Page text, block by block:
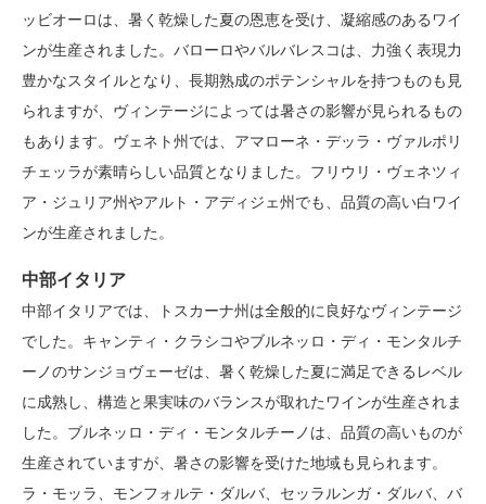
ッビオーロは、暑く乾燥した夏の恩恵を受け、凝縮感のあるワイ
ンが生産されました。バローロやバルバレスコは、力強く表現力
豊かなスタイルとなり、長期熟成のポテンシャルを持つものも見
られますが、ヴィンテージによっては暑さの影響が見られるもの
もあります。ヴェネト州では、アマローネ・デッラ・ヴァルポリ
チェッラが素晴らしい品質となりました。フリウリ・ヴェネツィ
ア・ジュリア州やアルト・アディジェ州でも、品質の高い白ワイ
ンが生産されました。
中部イタリア
中部イタリアでは、トスカーナ州は全般的に良好なヴィンテージ
でした。キャンティ・クラシコやブルネッロ・ディ・モンタルチ
ーノのサンジョヴェーゼは、暑く乾燥した夏に満足できるレベル
に成熟し、構造と果実味のバランスが取れたワインが生産されま
した。ブルネッロ・ディ・モンタルチーノは、品質の高いものが
生産されていますが、暑さの影響を受けた地域も見られます。
ラ・モッラ、モンフォルテ・ダルバ、セッラルンガ・ダルバ、バ